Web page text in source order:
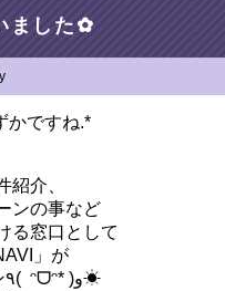
ました✿
かですね.*
紹介、
ンの事など
る窓口として
」が
今年6月にオープン٩( ᵔᗜᵔ* )و☀